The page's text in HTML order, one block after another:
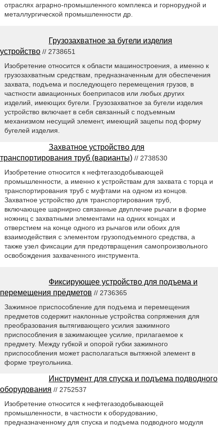
отраслях аграрно-промышленного комплекса и горнорудной и
металлургической промышленности др.
Грузозахватное за бугели изделия
устройство // 2738651
Изобретение относится к области машиностроения, а именно к
грузозахватным средствам, предназначенным для обеспечения
захвата, подъема и последующего перемещения грузов, в
частности авиационных боеприпасов или любых других
изделий, имеющих бугели. Грузозахватное за бугели изделия
устройство включает в себя связанный с подъемным
механизмом несущий элемент, имеющий зацепы под форму
бугелей изделия.
Захватное устройство для
транспортирования труб (варианты) // 2738530
Изобретение относится к нефтегазодобывающей
промышленности, а именно к устройствам для захвата с торца и
транспортирования труб с муфтами на одном из концов.
Захватное устройство для транспортирования труб,
включающее шарнирно связанные двуплечие рычаги в форме
ножниц с захватными элементами на одних концах и
отверстием на конце одного из рычагов или обоих для
взаимодействия с элементом грузоподъемного средства, а
также узел фиксации для предотвращения самопроизвольного
освобождения захваченного инструмента.
Фиксирующее устройство для подъема и
перемещения предметов // 2736365
Зажимное приспособление для подъема и перемещения
предметов содержит наклонные устройства сопряжения для
преобразования вытягивающего усилия зажимного
приспособления в зажимающее усилие, прилагаемое к
предмету. Между губкой и опорой губки зажимного
приспособления может располагаться вытяжной элемент в
форме треугольника.
Инструмент для спуска и подъема подводного
оборудования // 2752537
Изобретение относится к нефтегазодобывающей
промышленности, в частности к оборудованию,
предназначенному для спуска и подъема подводного модуля